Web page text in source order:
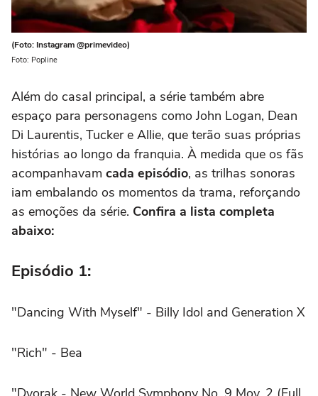
(Foto: Instagram @primevideo)
Foto: Popline
Além do casal principal, a série também abre
espaço para personagens como John Logan, Dean
Di Laurentis, Tucker e Allie, que terão suas próprias
histórias ao longo da franquia. À medida que os fãs
acompanhavam cada episódio, as trilhas sonoras
iam embalando os momentos da trama, reforçando
as emoções da série. Confira a lista completa
abaixo:
Episódio 1:
"Dancing With Myself" - Billy Idol and Generation X
"Rich" - Bea